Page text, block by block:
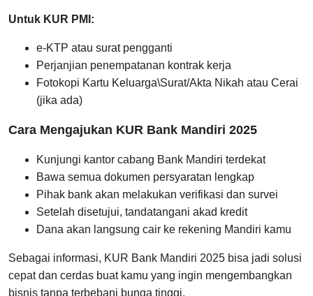
Untuk KUR PMI:
e-KTP atau surat pengganti
Perjanjian penempatanan kontrak kerja
Fotokopi Kartu Keluarga\Surat/Akta Nikah atau Cerai
(jika ada)
Cara Mengajukan KUR Bank Mandiri 2025
Kunjungi kantor cabang Bank Mandiri terdekat
Bawa semua dokumen persyaratan lengkap
Pihak bank akan melakukan verifikasi dan survei
Setelah disetujui, tandatangani akad kredit
Dana akan langsung cair ke rekening Mandiri kamu
Sebagai informasi, KUR Bank Mandiri 2025 bisa jadi solusi
cepat dan cerdas buat kamu yang ingin mengembangkan
bisnis tanpa terbebani bunga tinggi.